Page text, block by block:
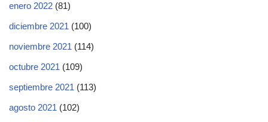
enero 2022 (81)
diciembre 2021 (100)
noviembre 2021 (114)
octubre 2021 (109)
septiembre 2021 (113)
agosto 2021 (102)